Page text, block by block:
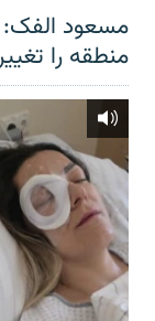
مسعود الفک:
منطقه را